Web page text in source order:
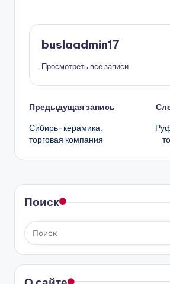
buslaadmin17
Просмотреть все записи
Навигация
записи
Предыдущая запись
Сибирь-керамика,
торговая компания
Поиск